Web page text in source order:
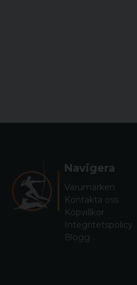
Navigera
Varumärken
Kontakta oss
Köpvillkor
Integritetspolicy
Blogg